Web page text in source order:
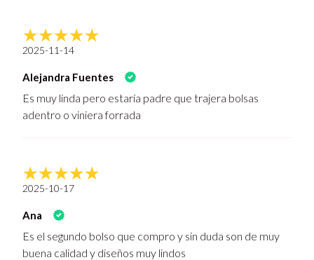
2025-11-14
Alejandra Fuentes
Es muy linda pero estaría padre que trajera bolsas
adentro o viniera forrada
2025-10-17
Ana
Es el segundo bolso que compro y sin duda son de muy
buena calidad y diseños muy lindos